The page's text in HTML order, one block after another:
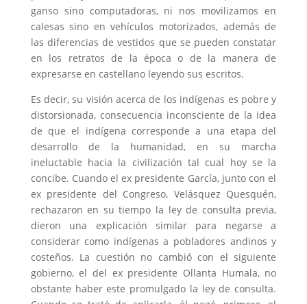
ganso sino computadoras, ni nos movilizamos en
calesas sino en vehículos motorizados, además de
las diferencias de vestidos que se pueden constatar
en los retratos de la época o de la manera de
expresarse en castellano leyendo sus escritos.
Es decir, su visión acerca de los indígenas es pobre y
distorsionada, consecuencia inconsciente de la idea
de que el indígena corresponde a una etapa del
desarrollo de la humanidad, en su marcha
ineluctable hacia la civilización tal cual hoy se la
concibe. Cuando el ex presidente García, junto con el
ex presidente del Congreso, Velásquez Quesquén,
rechazaron en su tiempo la ley de consulta previa,
dieron una explicación similar para negarse a
considerar como indígenas a pobladores andinos y
costeños. La cuestión no cambió con el siguiente
gobierno, el del ex presidente Ollanta Humala, no
obstante haber este promulgado la ley de consulta.